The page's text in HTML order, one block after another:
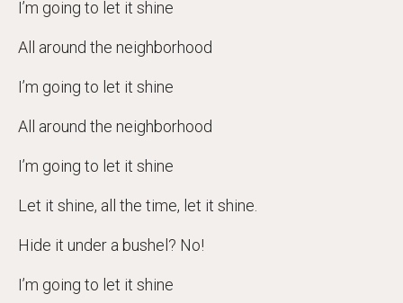
I’m going to let it shine
All around the neighborhood
I’m going to let it shine
All around the neighborhood
I’m going to let it shine
Let it shine, all the time, let it shine.
Hide it under a bushel? No!
I’m going to let it shine